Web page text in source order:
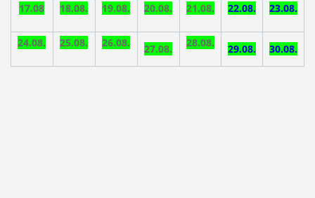
17.08 18.08. 19.08. 20.08. 21.08. 22.08. 23.08.
24.08. 25.08. 26.08. 27.08. 28.08. 29.08. 30.08.